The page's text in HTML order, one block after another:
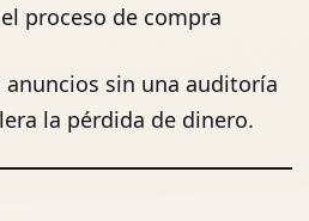
proceso de compra
sin una auditoría
la pérdida de dinero.